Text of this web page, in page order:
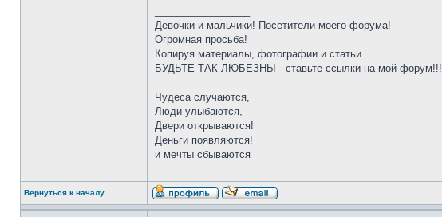
Девочки и мальчики! Посетители моего форума!
Огромная просьба!
Копируя материалы, фотографии и статьи
БУДЬТЕ ТАК ЛЮБЕЗНЫ - ставьте ссылки на мой форум!!!
Чудеса случаются,
Люди улыбаются,
Двери открываются!
Деньги появляются!
и мечты сбываются
Вернуться к началу